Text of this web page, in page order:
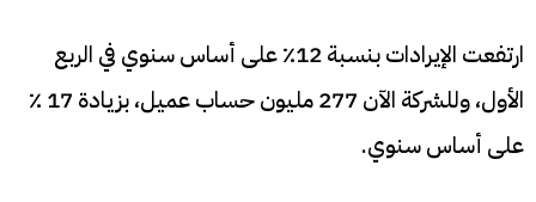
ارتفعت الإيرادات بنسبة 12٪ على أساس سنوي في الربع
الأول، وللشركة الآن 277 مليون حساب عميل، بزيادة 17 ٪
على أساس سنوي.